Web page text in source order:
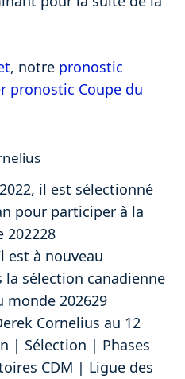
, notre pronostic
pronostic Coupe du
il est sélectionné
pour participer à la
202228
est à nouveau
la sélection canadienne
monde 202629
Cornelius au 12
| Sélection | Phases
CDM | Ligue des